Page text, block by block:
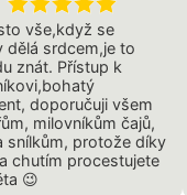
vše,když se
dělá srdcem,je to
znát. Přístup k
doporučuji všem
milovníkům čajů,
snílkům, protože díky
chutím procestujete
😉